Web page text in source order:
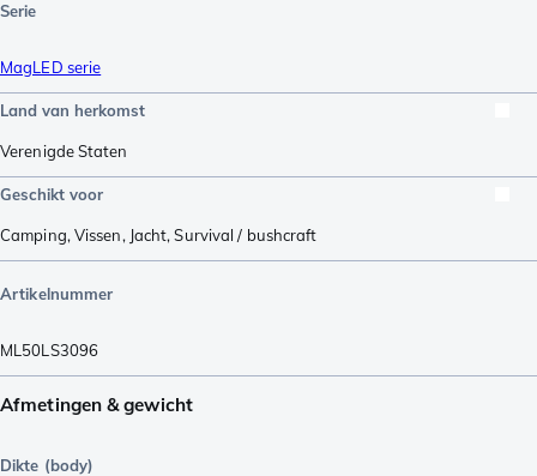
Serie
MagLED serie
Land van herkomst
Verenigde Staten
Geschikt voor
Camping,Vissen, Jacht,Survival / bushcraft
Artikelnummer
ML50LS3096
Afmetingen & gewicht
Dikte (body)